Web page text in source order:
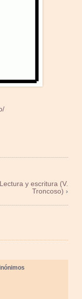
Lectura y escritura (V.
Troncoso) ›